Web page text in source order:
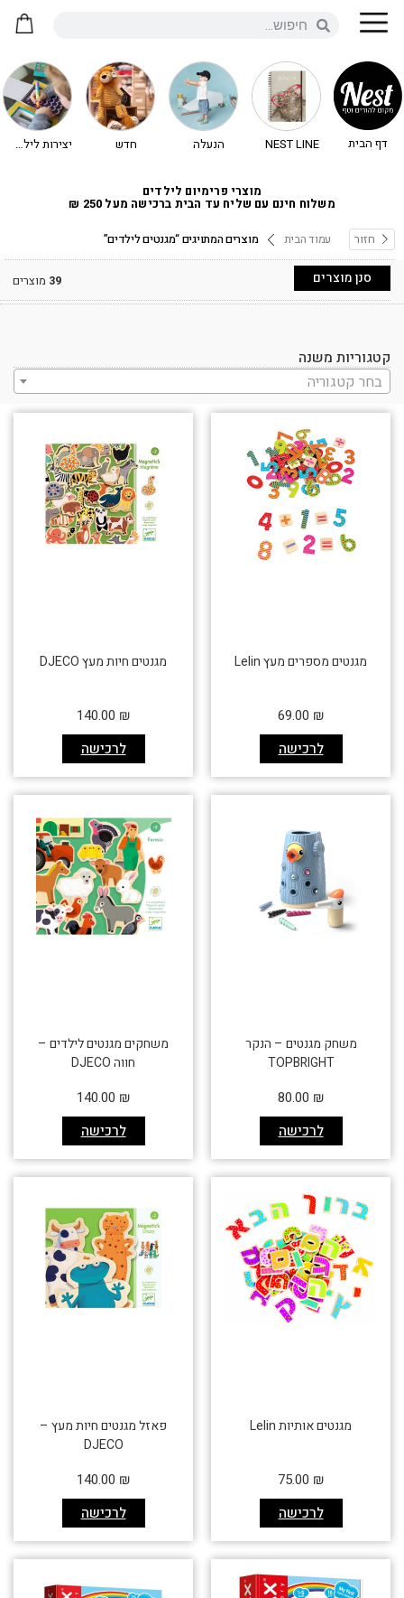
דף הבית NEST LINE הנעלה חדש יצירות לילדים - יצירה לילדים
מוצרי פרימיום לילדים
משלוח חינם עם שליח עד הבית ברכישה מעל 250 ₪
חזור עמוד הבית מוצרים המתויגים “מגנטים לילדים”
39 מוצרים סנן מוצרים
קטגוריות משנה
בחר קטגוריה
מגנטים מספרים מעץ Lelin
לרכישה
69.00 ₪
מגנטים חיות מעץ DJECO
לרכישה
140.00 ₪
משחק מגנטים – הנקר
TOPBRIGHT
לרכישה
80.00 ₪
משחקים מגנטים לילדים –
חווה DJECO
לרכישה
140.00 ₪
מגנטים אותיות Lelin
לרכישה
75.00 ₪
פאזל מגנטים חיות מעץ –
DJECO
לרכישה
140.00 ₪